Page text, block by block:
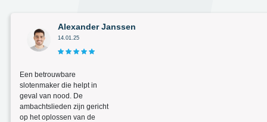
Alexander Janssen
14.01.25
Een betrouwbare
slotenmaker die helpt in
geval van nood. De
ambachtslieden zijn gericht
op het oplossen van de